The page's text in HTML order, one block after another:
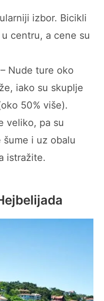
izbor. Bicikli
centru, a cene su
– Nude ture oko
iako su skuplje
50% više).
veliko, pa su
i uz obalu
istražite.